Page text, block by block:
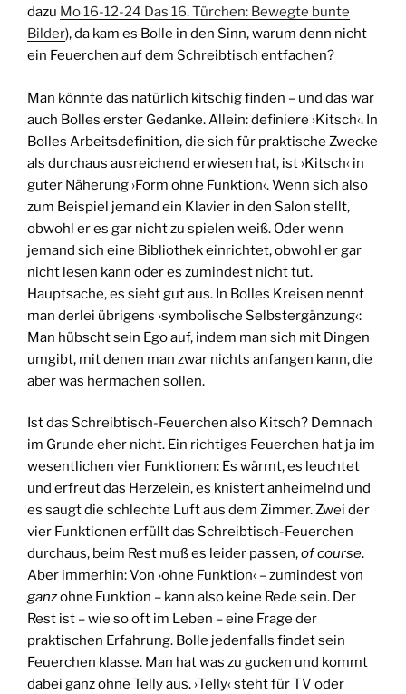
dazu Mo 16-12-24 Das 16. Türchen: Bewegte bunte
Bilder), da kam es Bolle in den Sinn, warum denn nicht
ein Feuerchen auf dem Schreibtisch entfachen?
Man könnte das natürlich kitschig finden – und das war
auch Bolles erster Gedanke. Allein: definiere ›Kitsch‹. In
Bolles Arbeitsdefinition, die sich für praktische Zwecke
als durchaus ausreichend erwiesen hat, ist ›Kitsch‹ in
guter Näherung ›Form ohne Funktion‹. Wenn sich also
zum Beispiel jemand ein Klavier in den Salon stellt,
obwohl er es gar nicht zu spielen weiß. Oder wenn
jemand sich eine Bibliothek einrichtet, obwohl er gar
nicht lesen kann oder es zumindest nicht tut.
Hauptsache, es sieht gut aus. In Bolles Kreisen nennt
man derlei übrigens ›symbolische Selbstergänzung‹:
Man hübscht sein Ego auf, indem man sich mit Dingen
umgibt, mit denen man zwar nichts anfangen kann, die
aber was hermachen sollen.
Ist das Schreibtisch-Feuerchen also Kitsch? Demnach
im Grunde eher nicht. Ein richtiges Feuerchen hat ja im
wesentlichen vier Funktionen: Es wärmt, es leuchtet
und erfreut das Herzelein, es knistert anheimelnd und
es saugt die schlechte Luft aus dem Zimmer. Zwei der
vier Funktionen erfüllt das Schreibtisch-Feuerchen
durchaus, beim Rest muß es leider passen,of course.
Aber immerhin: Von ›ohne Funktion‹ – zumindest von
ganzohne Funktion – kann also keine Rede sein. Der
Rest ist – wie so oft im Leben – eine Frage der
praktischen Erfahrung. Bolle jedenfalls findet sein
Feuerchen klasse. Man hat was zu gucken und kommt
dabei ganz ohne Telly aus. ›Telly‹ steht für TV oder